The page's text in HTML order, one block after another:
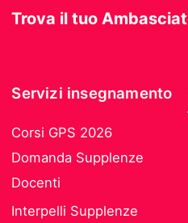
Trova il tuo
Servizi insegnamento
Corsi GPS 2026
Domanda Supplenze
Docenti
Interpelli Supplenze